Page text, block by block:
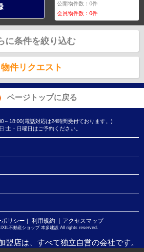
公開物件数：0件
会員物件数：0件
に条件を絞り込む
物件リクエスト
ページトップに戻る
～18:00(電話対応は24時間受付ております。)
:土・日曜日はご予約ください。
リシー ｜ 利用規約 ｜アクセスマップ
不動産ショップ 本多建設 All rights reserved.
盟店は、すべて独立自営の会社です。